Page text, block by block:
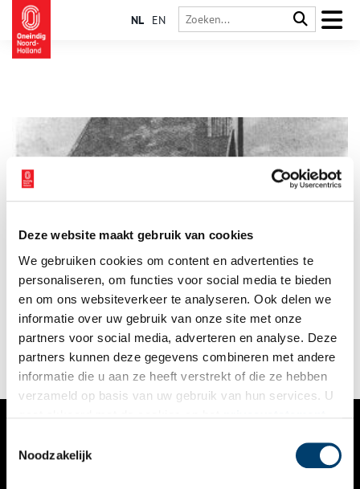
Deze website maakt gebruik van cookies
We gebruiken cookies om content en advertenties te
personaliseren, om functies voor social media te bieden
en om ons websiteverkeer te analyseren. Ook delen we
informatie over uw gebruik van onze site met onze
partners voor social media, adverteren en analyse. Deze
partners kunnen deze gegevens combineren met andere
informatie die u aan ze heeft verstrekt of die ze hebben
verzameld op basis van uw gebruik van hun services. U
Noodzakelijk
NL EN
In Graft is geen kerk te bekennen. Het eeuwenoude raadhuis
siert de dorpsstraat en daarnaast is het leeg. Zo lijkt het. De
onoplettende voorbijganger loopt of fietst er zo langs. Maar
de sporen van de kerk zijn gelukkig behouden gebleven.
VERHALEN